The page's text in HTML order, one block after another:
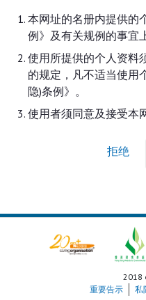
本网址的名册内提供的
例》及有关规例的事宜
使用所提供的个人资料
的规定，凡不适当使用
隐)条例》。
使用者须同意及接受本
拒绝
2018
重要告示
私